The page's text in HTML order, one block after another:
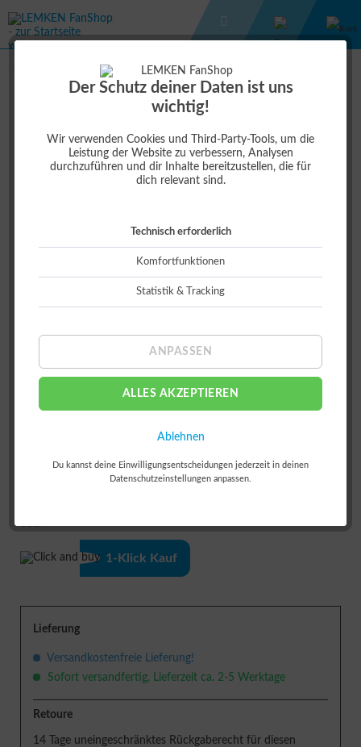
Der Schutz deiner Daten ist uns
wichtig!
Wir verwenden Cookies und Third-Party-Tools, um die
Leistung der Website zu verbessern, Analysen
durchzuführen und dir Inhalte bereitzustellen, die für
dich relevant sind.
Technisch erforderlich
Komfortfunktionen
Statistik & Tracking
ANPASSEN
ALLES AKZEPTIEREN
Ablehnen
Du kannst deine Einwilligungsentscheidungen jederzeit in deinen
Datenschutzeinstellungen anpassen.
HERREN WENDEJACKE
WARENKORB
oder
1-Klick Kauf
Lieferung
Versandkostenfreie Lieferung!
Sofort versandfertig, Lieferzeit ca. 2-5 Werktage
Retoure
14 Tage uneingeschränktes Rückgaberecht für diesen